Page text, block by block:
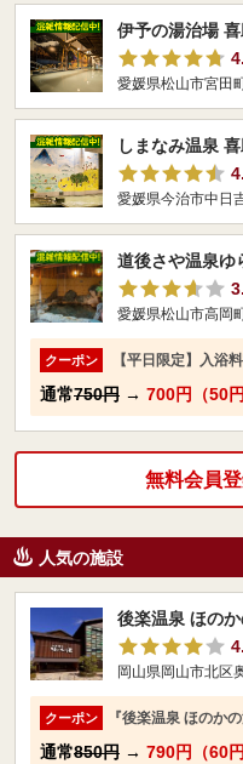
伊予の湯治場
愛媛県松山市宮田
しまなみ温泉
愛媛県今治市中日
道後さや温泉ゆ
愛媛県松山市高岡
クーポン 【平日限定】入浴料
通常750円 → 700円（50
無料会員
人気の施設
後楽温泉 ほの
岡山県岡山市北区
クーポン 『後楽温泉 ほのか
通常850円 → 790円（60